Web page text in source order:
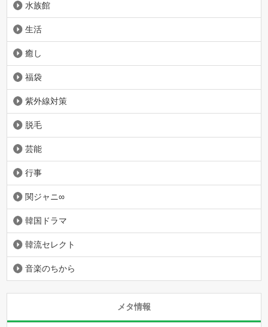
水族館
生活
癒し
福袋
紫外線対策
脱毛
芸能
行事
関ジャニ∞
韓国ドラマ
韓流セレクト
音楽のちから
メタ情報